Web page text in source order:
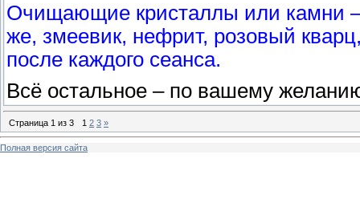
Очищающие кристаллы или камни
же, змеевик, нефрит, розовый
после каждого сеанса.
Всё остальное – по вашему
Страница 1 из 3 1 2 3 »
Полная версия сайта